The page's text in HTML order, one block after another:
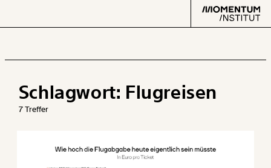
Text second
Schlagwort: Flugreisen
7 Treffer